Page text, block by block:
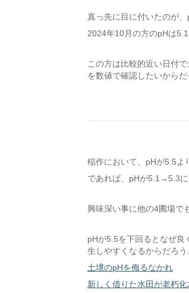
真っ先に目に付いたのが、
2024年10月の方のpHは
この方は比較的近い日付
を数値で確認したいからだ
稲作において、pHが5.5よ
であれば、pHが5.1→5.3に
興味深い事に他の4圃場で
pHが5.5を下回るとなぜ良
生しやすくなるからだろう
土壌のpHを侮るなかれ
新しく借りた水田が老朽